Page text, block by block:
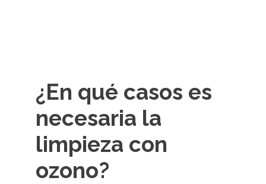
¿En qué casos es
necesaria la
limpieza con
ozono?